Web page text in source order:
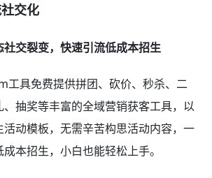
交化
社交裂变，快速引流低成本招生
工具免费提供拼团、砍价、秒杀、二
抽奖等丰富的全域营销获客工具，以
动模板，无需辛苦构思活动内容，一
本招生，小白也能轻松上手。